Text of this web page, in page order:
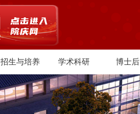
招生与培养 学术科研 博士后